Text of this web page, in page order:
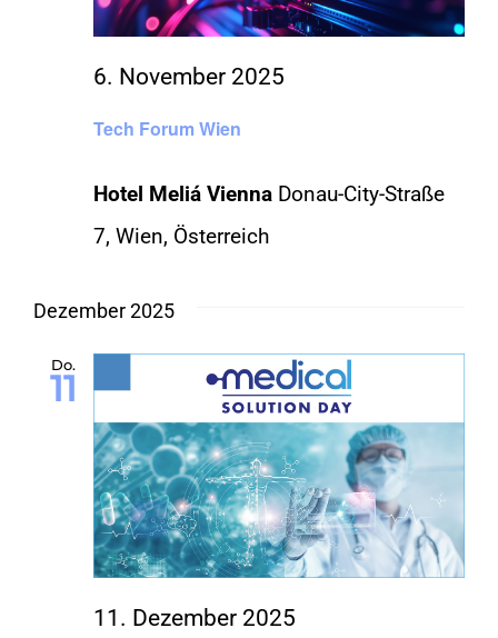
KONTAKT
Tech Forum Wien
6. November 2025
Hotel Meliá Vienna Donau-City-Straße
7, Wien, Österreich
Dezember 2025
Do.
11
11. Dezember 2025